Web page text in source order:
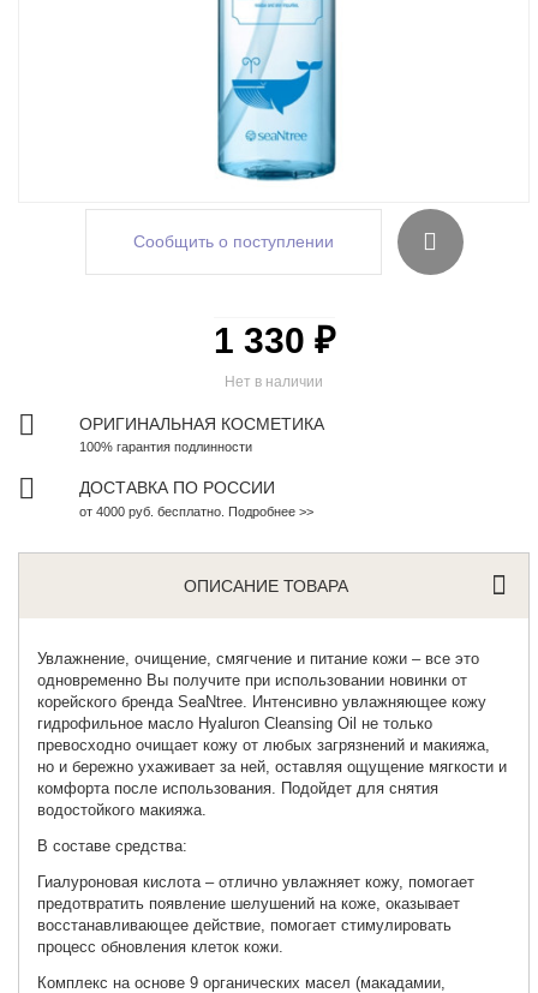
Сообщить о поступлении
Нет в наличии
1 330 ₽
ОРИГИНАЛЬНАЯ КОСМЕТИКА
100% гарантия подлинности
ДОСТАВКА ПО РОССИИ
от 4000 руб. бесплатно. Подробнее >>
ОПИСАНИЕ ТОВАРА
Увлажнение, очищение, смягчение и питание кожи – все это
одновременно Вы получите при использовании новинки от
корейского бренда SeaNtree. Интенсивно увлажняющее кожу
гидрофильное масло Hyaluron Cleansing Oil не только
превосходно очищает кожу от любых загрязнений и макияжа,
но и бережно ухаживает за ней, оставляя ощущение мягкости и
комфорта после использования. Подойдет для снятия
водостойкого макияжа.
В составе средства:
Гиалуроновая кислота – отлично увлажняет кожу, помогает
предотвратить появление шелушений на коже, оказывает
восстанавливающее действие, помогает стимулировать
процесс обновления клеток кожи.
Комплекс на основе 9 органических масел (макадамии,